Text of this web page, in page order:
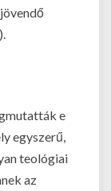
e
egyszerű,
teológiai
az